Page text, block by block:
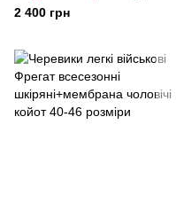
чоловічі 45 розмір
2 400 грн